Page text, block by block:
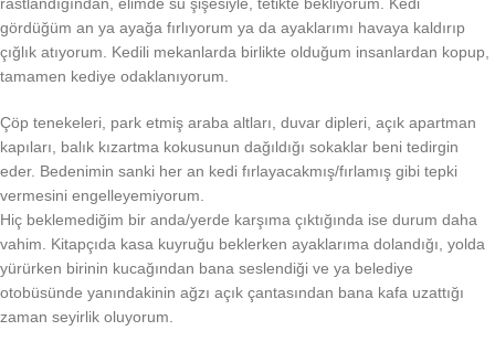
gördüğüm an ya ayağa fırlıyorum ya da ayaklarımı havaya kaldırıp
çığlık atıyorum. Kedili mekanlarda birlikte olduğum insanlardan kopup,
tamamen kediye odaklanıyorum.
Çöp tenekeleri, park etmiş araba altları, duvar dipleri, açık apartman
kapıları, balık kızartma kokusunun dağıldığı sokaklar beni tedirgin
eder. Bedenimin sanki her an kedi fırlayacakmış/fırlamış gibi tepki
vermesini engelleyemiyorum.
Hiç beklemediğim bir anda/yerde karşıma çıktığında ise durum daha
vahim. Kitapçıda kasa kuyruğu beklerken ayaklarıma dolandığı, yolda
yürürken birinin kucağından bana seslendiği ve ya belediye
otobüsünde yanındakinin ağzı açık çantasından bana kafa uzattığı
zaman seyirlik oluyorum.